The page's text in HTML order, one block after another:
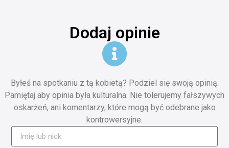
Dodaj opinie
Byłeś na spotkaniu z tą kobietą? Podziel się swoją opinią.
Pamiętaj aby opinia była kulturalna. Nie tolerujemy fałszywych
oskarżeń, ani komentarzy, które mogą być odebrane jako
kontrowersyjne.